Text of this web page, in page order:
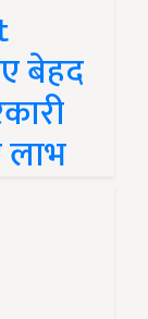
बेहद
लाभ